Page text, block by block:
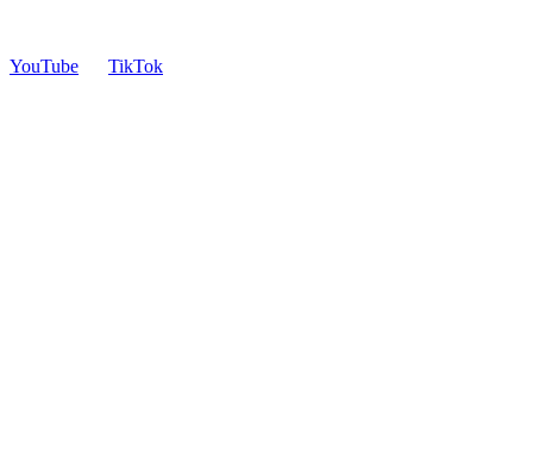
YouTube TikTok